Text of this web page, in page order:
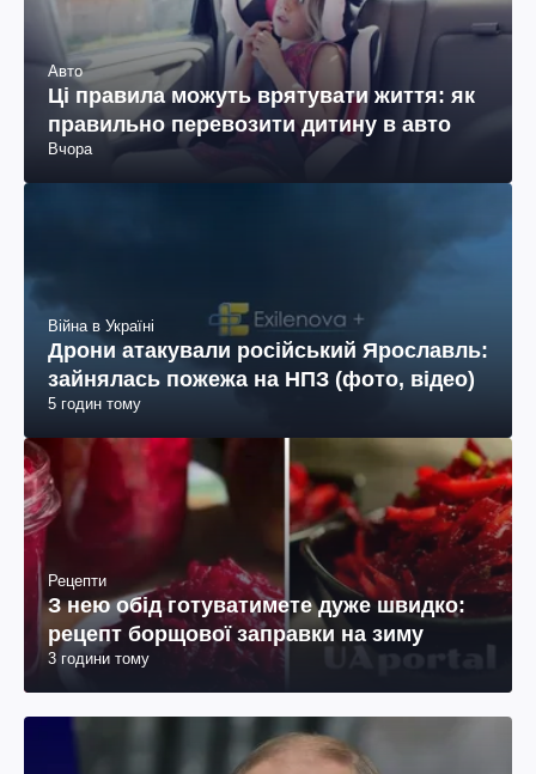
Авто
Ці правила можуть врятувати життя: як
правильно перевозити дитину в авто
Вчора
Війна в Україні
Дрони атакували російський Ярославль:
зайнялась пожежа на НПЗ (фото, відео)
5 годин тому
Рецепти
З нею обід готуватимете дуже швидко:
рецепт борщової заправки на зиму
3 години тому